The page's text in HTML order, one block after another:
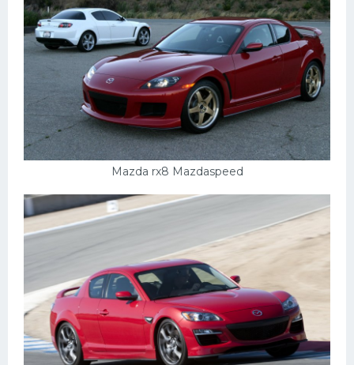
Mazda rx8 Mazdaspeed